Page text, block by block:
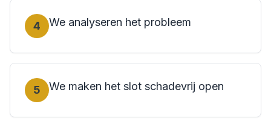
4 We analyseren het probleem
5 We maken het slot schadevrij open